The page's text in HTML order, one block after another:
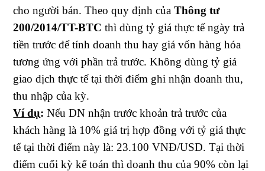
cho người bán. Theo quy định củaThông tư
200/2014/TT-BTC thì dùng tỷ giá thực tế ngày trả
tiền trước để tính doanh thu hay giá vốn hàng hóa
tương ứng với phần trả trước. Không dùng tỷ giá
giao dịch thực tế tại thời điểm ghi nhận doanh thu,
thu nhập của kỳ.
Ví dụ: Nếu DN nhận trước khoản trả trước của
khách hàng là 10% giá trị hợp đồng với tỷ giá thực
tế tại thời điểm này là: 23.100 VNĐ/USD. Tại thời
điểm cuối kỳ kế toán thì doanh thu của 90% còn lại